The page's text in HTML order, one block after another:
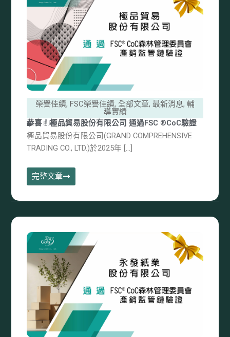
榮譽佳績, FSC榮譽佳績, 全部文章, 最新消息, 輔
導實績
恭喜！極品貿易股份有限公司 通過FSC ®CoC驗證
26 8 月, 2025
極品貿易股份有限公司(GRAND COMPREHENSIVE
TRADING CO., LTD.)於2025年 […]
完整文章